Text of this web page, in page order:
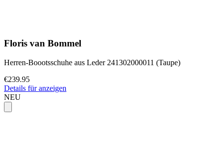
Floris van Bommel
Herren-Boootsschuhe aus Leder 241302000011 (Taupe)
€239.95
Details für anzeigen
NEU